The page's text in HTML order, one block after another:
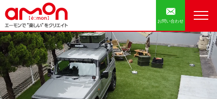
お問い合わせ